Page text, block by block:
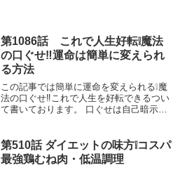
切という事です。
第1086話 これで人生好転❕魔法
の口ぐせ‼運命は簡単に変えられ
る方法
この記事では簡単に運命を変えられる❕魔
法の口ぐせ‼これで人生を好転できるつい
て書いております。 口ぐせは自己暗示で
をかけて人生を好転させることができる
第510話 ダイエットの味方❕コスパ
最強鶏むね肉・低温調理